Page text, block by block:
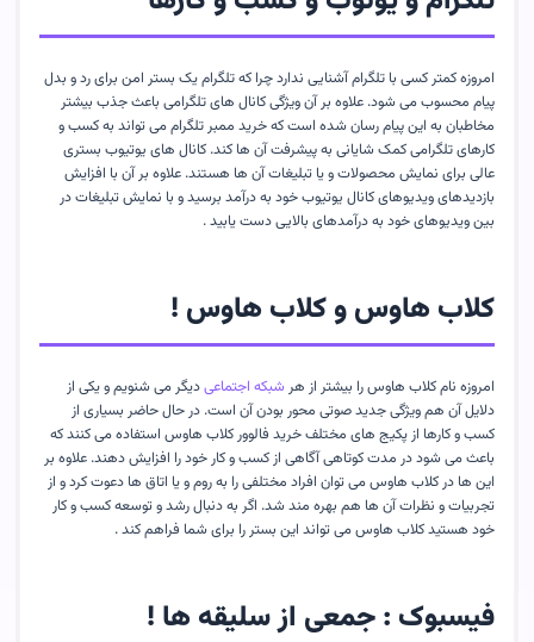
امروزه کمتر کسی با تلگرام آشنایی ندارد چرا که تلگرام یک بستر امن برای رد و بدل
پیام محسوب می شود. علاوه بر آن ویژگی کانال های تلگرامی باعث جذب بیشتر
مخاطبان به این پیام رسان شده است که خرید ممبر تلگرام می تواند به کسب و
کارهای تلگرامی کمک شایانی به پیشرفت آن ها کند. کانال های یوتیوب بستری
عالی برای نمایش محصولات و یا تبلیغات آن ها هستند. علاوه بر آن با افزایش
بازدیدهای ویدیوهای کانال یوتیوب خود به درآمد برسید و با نمایش تبلیغات در
بین ویدیوهای خود به درآمدهای بالایی دست یابید .
کلاب هاوس و کلاب هاوس !
امروزه نام کلاب هاوس را بیشتر از هر شبکه اجتماعیدیگر می شنویم و یکی از
دلایل آن هم ویژگی جدید صوتی محور بودن آن است. در حال حاضر بسیاری از
کسب و کارها از پکیج های مختلف خرید فالوور کلاب هاوس استفاده می کنند که
باعث می شود در مدت کوتاهی آگاهی از کسب و کار خود را افزایش دهند. علاوه بر
این ها در کلاب هاوس می توان افراد مختلفی را به روم و یا اتاق ها دعوت کرد و از
تجربیات و نظرات آن ها هم بهره مند شد. اگر به دنبال رشد و توسعه کسب و کار
خود هستید کلاب هاوس می تواند این بستر را برای شما فراهم کند .
فیسبوک :جمعی از سلیقه ها !